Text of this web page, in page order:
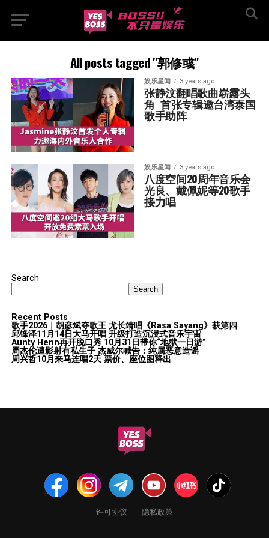
All posts tagged "郭修彧"
娱乐星闻 3 years ago
张静汶翻唱歌曲崭露头
角  首张专辑邀台湾泰国
歌手助阵
娱乐星闻 3 years ago
八度空间20周年音乐会
光良、戴佩妮等20歌手
接力唱
Search
Search
Recent Posts
歌手2026｜胡彦斌夺歌王 尤长靖唱《Rasa Sayang》获第四
邱锋泽11月14日大马开唱 升级打造沉浸式音乐宇宙
Aunty Henn再开脱口秀 10月31日带你“地狱一日游”
周杰伦遭影射有私生子 杰威尔喊告：纯属恶意造谣
周兴哲10月来马连唱2天 票价、座位图释出
许可协议 隐私政策